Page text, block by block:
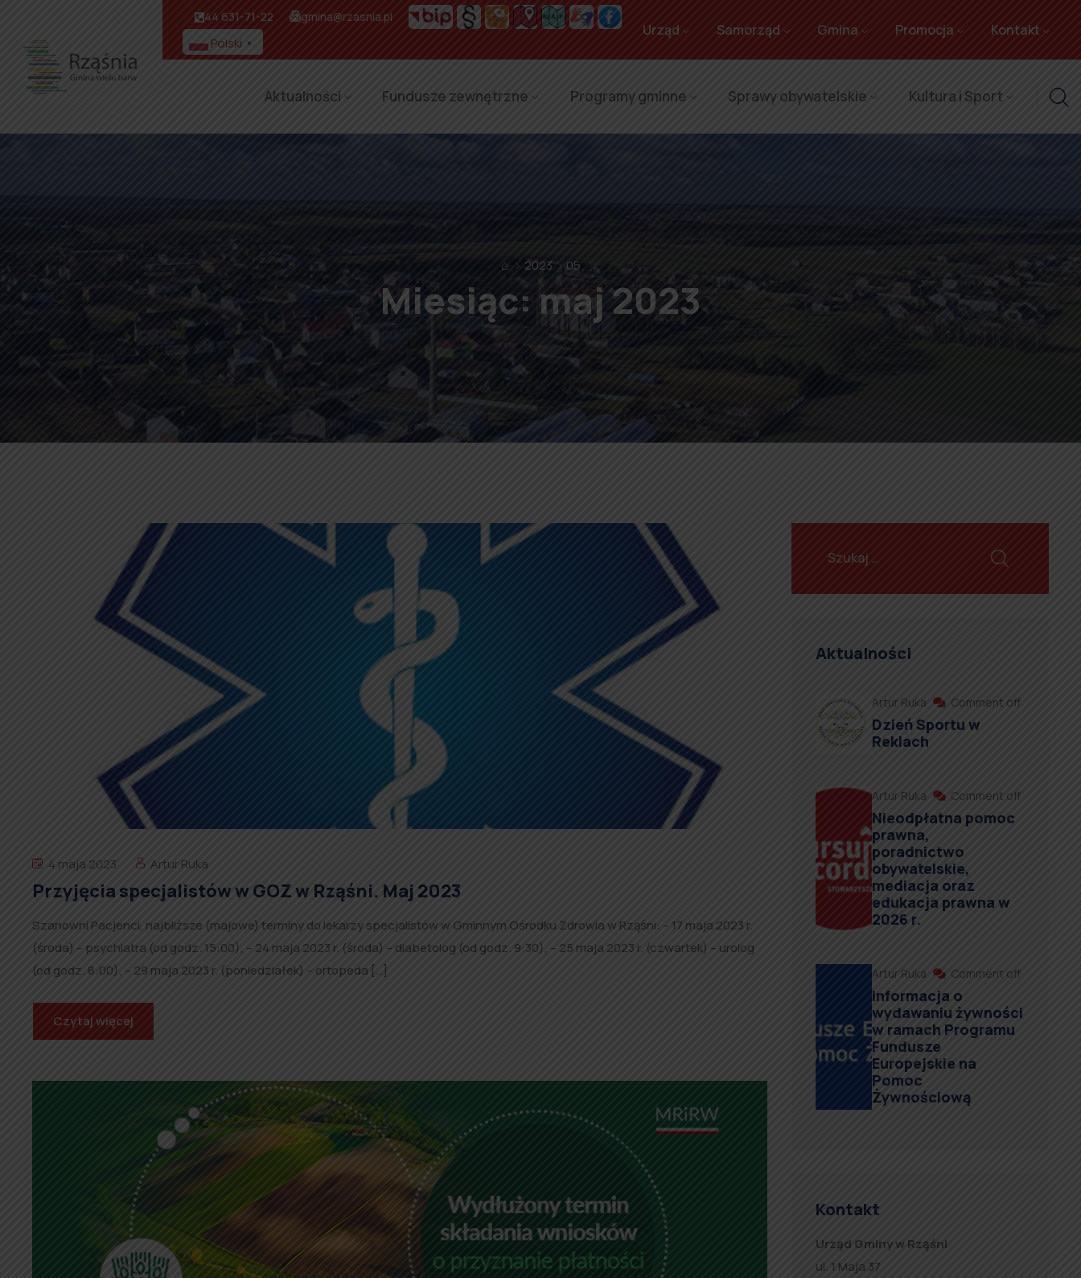
44 631-71-22 gmina@rzasnia.pl
Polski ▼
Urząd Samorząd Gmina Promocja Kontakt
Aktualności Fundusze zewnętrzne Programy gminne Sprawy obywatelskie Kultura i Sport
⌂ 2023 05
Miesiąc: maj 2023
4 maja 2023 Artur Ruka
Przyjęcia specjalistów w GOZ w Rząśni. Maj 2023
Szanowni Pacjenci, najbliższe (majowe) terminy do lekarzy specjalistów w Gminnym Ośrodku Zdrowia w Rząśni: – 17 maja 2023 r.
(środa) – psychiatra (od godz. 15:00), – 24 maja 2023 r. (środa) – diabetolog (od godz. 9:30), – 25 maja 2023 r. (czwartek) – urolog
(od godz. 8:00), – 29 maja 2023 r. (poniedziałek) – ortopeda […]
Czytaj więcej
Aktualności
Artur Ruka Comment off
Dzień Sportu w
Reklach
Artur Ruka Comment off
Nieodpłatna pomoc
prawna,
poradnictwo
obywatelskie,
mediacja oraz
edukacja prawna w
2026 r.
Artur Ruka Comment off
Informacja o
wydawaniu żywności
w ramach Programu
Fundusze
Europejskie na
Pomoc
Żywnościową
Kontakt
Urząd Gminy w Rząśni
ul. 1 Maja 37